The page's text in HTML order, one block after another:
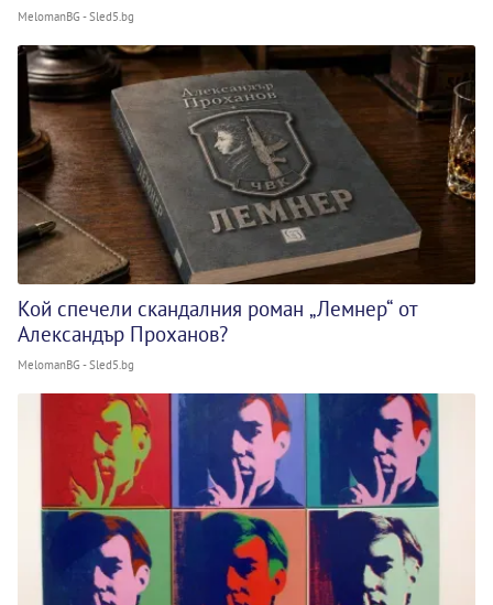
MelomanBG - Sled5.bg
Кой спечели скандалния роман „Лемнер“ от
Александър Проханов?
MelomanBG - Sled5.bg